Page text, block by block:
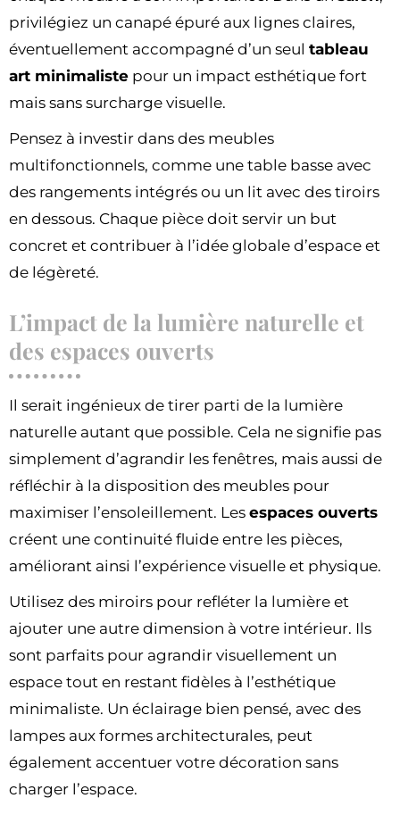
privilégiez un canapé épuré aux lignes claires,
éventuellement accompagné d’un seul tableau
art minimaliste pour un impact esthétique fort
mais sans surcharge visuelle.
Pensez à investir dans des meubles
multifonctionnels, comme une table basse avec
des rangements intégrés ou un lit avec des tiroirs
en dessous. Chaque pièce doit servir un but
concret et contribuer à l’idée globale d’espace et
de légèreté.
L’impact de la lumière naturelle et
des espaces ouverts
Il serait ingénieux de tirer parti de la lumière
naturelle autant que possible. Cela ne signifie pas
simplement d’agrandir les fenêtres, mais aussi de
réfléchir à la disposition des meubles pour
maximiser l’ensoleillement. Les espaces ouverts
créent une continuité fluide entre les pièces,
améliorant ainsi l’expérience visuelle et physique.
Utilisez des miroirs pour refléter la lumière et
ajouter une autre dimension à votre intérieur. Ils
sont parfaits pour agrandir visuellement un
espace tout en restant fidèles à l’esthétique
minimaliste. Un éclairage bien pensé, avec des
lampes aux formes architecturales, peut
également accentuer votre décoration sans
charger l’espace.